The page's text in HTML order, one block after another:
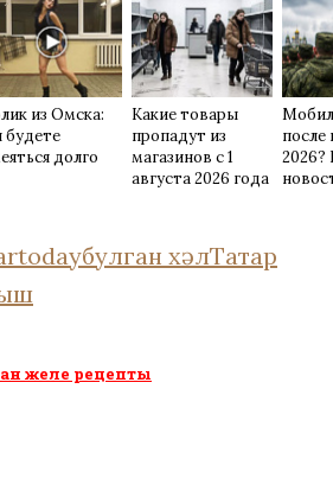
из Омска:
будете
долго
Какие товары
пропадут из
магазинов с 1
августа 2026 года
2026?
булган хәлТатар
желе рецепты